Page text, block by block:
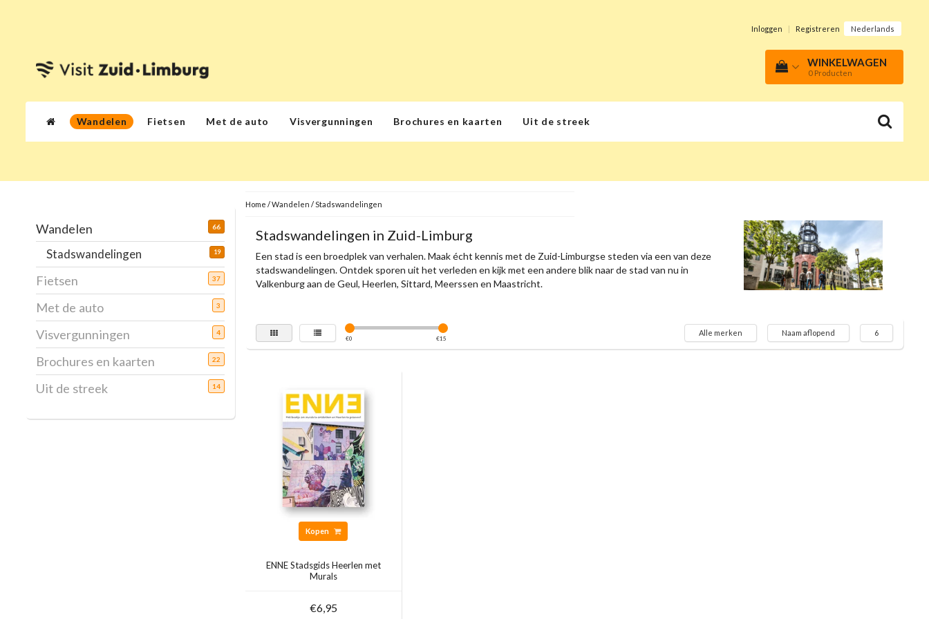
Inloggen | Registreren Nederlands
WINKELWAGEN
0 Producten
Wandelen Fietsen Met de auto Visvergunningen Brochures en kaarten Uit de streek
Wandelen 66
Stadswandelingen 19
Fietsen 37
Met de auto 3
Visvergunningen 4
Brochures en kaarten 22
Uit de streek 14
Home /Wandelen /Stadswandelingen
Stadswandelingen in Zuid-Limburg
Een stad is een broedplek van verhalen. Maak écht kennis met de Zuid-Limburgse steden via een van deze
stadswandelingen. Ontdek sporen uit het verleden en kijk met een andere blik naar de stad van nu in
Valkenburg aan de Geul, Heerlen, Sittard, Meerssen en Maastricht.
€0 €15
Alle merken Naam aflopend 6
Kopen
ENNE Stadsgids Heerlen met
Murals
€6,95